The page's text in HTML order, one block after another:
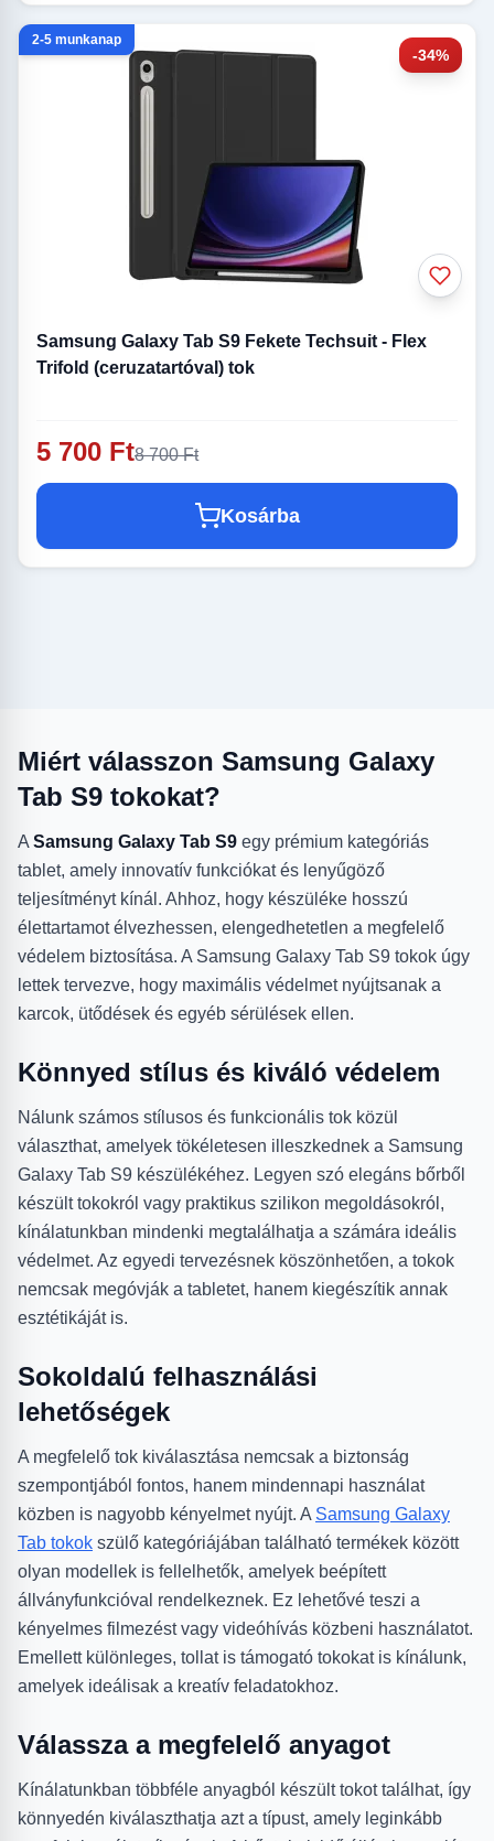
-34%
2-5 munkanap
Samsung Galaxy Tab S9 Fekete Techsuit - Flex
Trifold (ceruzatartóval) tok
5 700 Ft8 700 Ft
Kosárba
Miért válasszon Samsung Galaxy
Tab S9 tokokat?
A Samsung Galaxy Tab S9 egy prémium kategóriás
tablet, amely innovatív funkciókat és lenyűgöző
teljesítményt kínál. Ahhoz, hogy készüléke hosszú
élettartamot élvezhessen, elengedhetetlen a megfelelő
védelem biztosítása. A Samsung Galaxy Tab S9 tokok úgy
lettek tervezve, hogy maximális védelmet nyújtsanak a
karcok, ütődések és egyéb sérülések ellen.
Könnyed stílus és kiváló védelem
Nálunk számos stílusos és funkcionális tok közül
választhat, amelyek tökéletesen illeszkednek a Samsung
Galaxy Tab S9 készülékéhez. Legyen szó elegáns bőrből
készült tokokról vagy praktikus szilikon megoldásokról,
kínálatunkban mindenki megtalálhatja a számára ideális
védelmet. Az egyedi tervezésnek köszönhetően, a tokok
nemcsak megóvják a tabletet, hanem kiegészítik annak
esztétikáját is.
Sokoldalú felhasználási
lehetőségek
A megfelelő tok kiválasztása nemcsak a biztonság
szempontjából fontos, hanem mindennapi használat
közben is nagyobb kényelmet nyújt. A Samsung Galaxy
Tab tokok szülő kategóriájában található termékek között
olyan modellek is fellelhetők, amelyek beépített
állványfunkcióval rendelkeznek. Ez lehetővé teszi a
kényelmes filmezést vagy videóhívás közbeni használatot.
Emellett különleges, tollat is támogató tokokat is kínálunk,
amelyek ideálisak a kreatív feladatokhoz.
Válassza a megfelelő anyagot
Kínálatunkban többféle anyagból készült tokot találhat, így
könnyedén kiválaszthatja azt a típust, amely leginkább